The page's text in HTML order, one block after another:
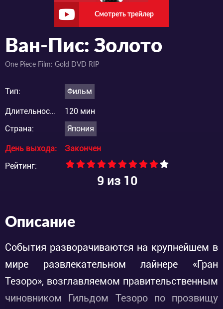
Смотреть трейлер
Ван-Пис: Золото
One Piece Film: Gold DVD RIP
Тип: Фильм
Длительность:
120 мин
Страна:
Япония
День выхода:
Закончен
Рейтинг:
9 из 10
Описание
События разворачиваются на крупнейшем в
мире развлекательном лайнере «Гран
Тезоро», возглавляемом правительственным
чиновником Гильдом Тезоро по прозвищу